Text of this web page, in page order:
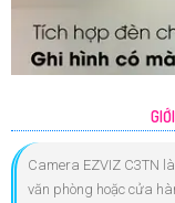
Camera EZVIZ C3TN
văn phòng hoặc cửa